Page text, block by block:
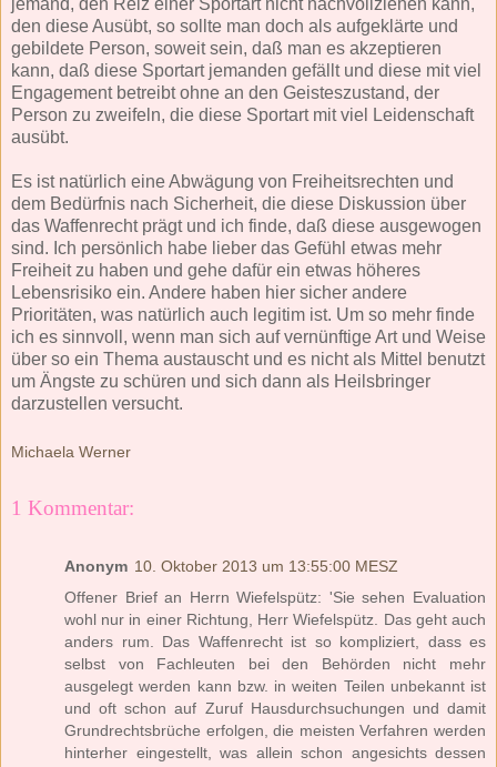
jemand, den Reiz einer Sportart nicht nachvollziehen kann,
den diese Ausübt, so sollte man doch als aufgeklärte und
gebildete Person, soweit sein, daß man es akzeptieren
kann, daß diese Sportart jemanden gefällt und diese mit viel
Engagement betreibt ohne an den Geisteszustand, der
Person zu zweifeln, die diese Sportart mit viel Leidenschaft
ausübt.
Es ist natürlich eine Abwägung von Freiheitsrechten und
dem Bedürfnis nach Sicherheit, die diese Diskussion über
das Waffenrecht prägt und ich finde, daß diese ausgewogen
sind. Ich persönlich habe lieber das Gefühl etwas mehr
Freiheit zu haben und gehe dafür ein etwas höheres
Lebensrisiko ein. Andere haben hier sicher andere
Prioritäten, was natürlich auch legitim ist. Um so mehr finde
ich es sinnvoll, wenn man sich auf vernünftige Art und Weise
über so ein Thema austauscht und es nicht als Mittel benutzt
um Ängste zu schüren und sich dann als Heilsbringer
darzustellen versucht.
Michaela Werner
1 Kommentar:
Anonym 10. Oktober 2013 um 13:55:00 MESZ
Offener Brief an Herrn Wiefelspütz: 'Sie sehen Evaluation
wohl nur in einer Richtung, Herr Wiefelspütz. Das geht auch
anders rum. Das Waffenrecht ist so kompliziert, dass es
selbst von Fachleuten bei den Behörden nicht mehr
ausgelegt werden kann bzw. in weiten Teilen unbekannt ist
und oft schon auf Zuruf Hausdurchsuchungen und damit
Grundrechtsbrüche erfolgen, die meisten Verfahren werden
hinterher eingestellt, was allein schon angesichts dessen